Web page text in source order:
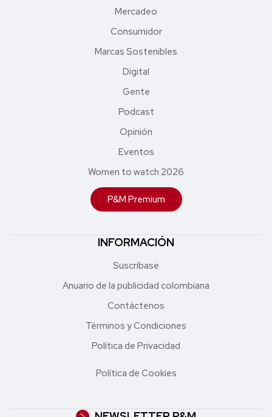
Mercadeo
Consumidor
Marcas Sostenibles
Digital
Gente
Podcast
Opinión
Eventos
Women to watch 2026
P&M Premium
INFORMACIÓN
Suscríbase
Anuario de la publicidad colombiana
Contáctenos
Términos y Condiciones
Política de Privacidad
Política de Cookies